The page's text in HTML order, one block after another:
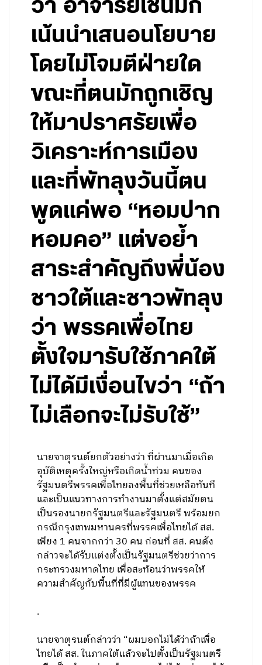
ว่า อาจารย์เชนมัก
เน้นนำเสนอนโยบาย
โดยไม่โจมตีฝ่ายใด
ขณะที่ตนมักถูกเชิญ
ให้มาปราศรัยเพื่อ
วิเคราะห์การเมือง
และที่พัทลุงวันนี้ตน
พูดแค่พอ “หอมปาก
หอมคอ” แต่ขอย้ำ
สาระสำคัญถึงพี่น้อง
ชาวใต้และชาวพัทลุง
ว่า พรรคเพื่อไทย
ตั้งใจมารับใช้ภาคใต้
ไม่ได้มีเงื่อนไขว่า “ถ้า
ไม่เลือกจะไม่รับใช้”
นายจาตุรนต์ยกตัวอย่างว่า ที่ผ่านมาเมื่อเกิด
อุบัติเหตุครั้งใหญ่หรือเกิดน้ำท่วม คนของ
รัฐมนตรีพรรคเพื่อไทยลงพื้นที่ช่วยเหลือทันที
และเป็นแนวทางการทำงานมาตั้งแต่สมัยตน
เป็นรองนายกรัฐมนตรีและรัฐมนตรี พร้อมยก
กรณีกรุงเทพมหานครที่พรรคเพื่อไทยได้ สส.
เพียง 1 คนจากกว่า 30 คน ก่อนที่ สส. คนดัง
กล่าวจะได้รับแต่งตั้งเป็นรัฐมนตรีช่วยว่าการ
กระทรวงมหาดไทย เพื่อสะท้อนว่าพรรคให้
ความสำคัญกับพื้นที่ที่มีผู้แทนของพรรค
.
นายจาตุรนต์กล่าวว่า “ผมบอกไม่ได้ว่าถ้าเพื่อ
ไทยได้ สส. ในภาคใต้แล้วจะไปตั้งเป็นรัฐมนตรี